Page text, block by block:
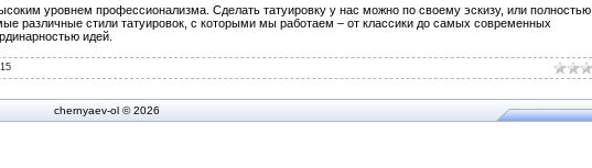
уровнем профессионализма. Сделать татуировку у нас можно по своему эскизу, или полностью
различные стили татуировок, с которыми мы работаем – от классики до самых современных
идей.
chernyaev-ol © 2026